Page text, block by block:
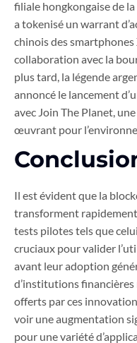
filiale hongkongaise de
a tokenisé un warrant
chinois des
collaboration avec la
plus tard, la légende
annoncé le lancement
avec Join The Planet,
œuvrant pour
Il est évident que la
transforment
tests pilotes tels que
cruciaux pour valider
avant leur adoption
d’institutions
offerts par ces
voir une augmentation
pour une variété